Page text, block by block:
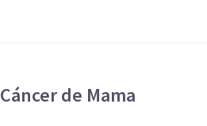
de Mama